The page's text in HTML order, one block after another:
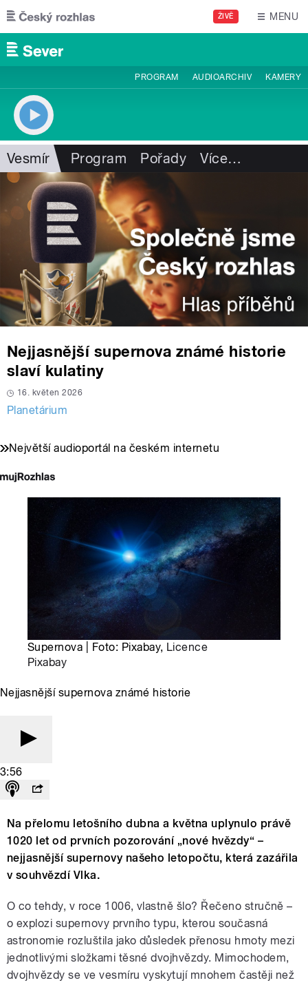
Přejít k hlavnímu obsahu
ŽIVĚ MENU
PROGRAM AUDIOARCHIV KAMERY
Vesmír Program Pořady Více…
Nejjasnější supernova známé historie
slaví kulatiny
16. květen 2026
Planetárium
Největší audioportál na českém internetu
Supernova | Foto: Pixabay, Licence
Pixabay
Nejjasnější supernova známé historie
3:56
Na přelomu letošního dubna a května uplynulo právě
1020 let od prvních pozorování „nové hvězdy“ –
nejjasnější supernovy našeho letopočtu, která zazářila
v souhvězdí Vlka.
O co tehdy, v roce 1006, vlastně šlo? Řečeno stručně –
o explozi supernovy prvního typu, kterou současná
astronomie rozluštila jako důsledek přenosu hmoty mezi
jednotlivými složkami těsné dvojhvězdy. Mimochodem,
dvojhvězdy se ve vesmíru vyskytují mnohem častěji než